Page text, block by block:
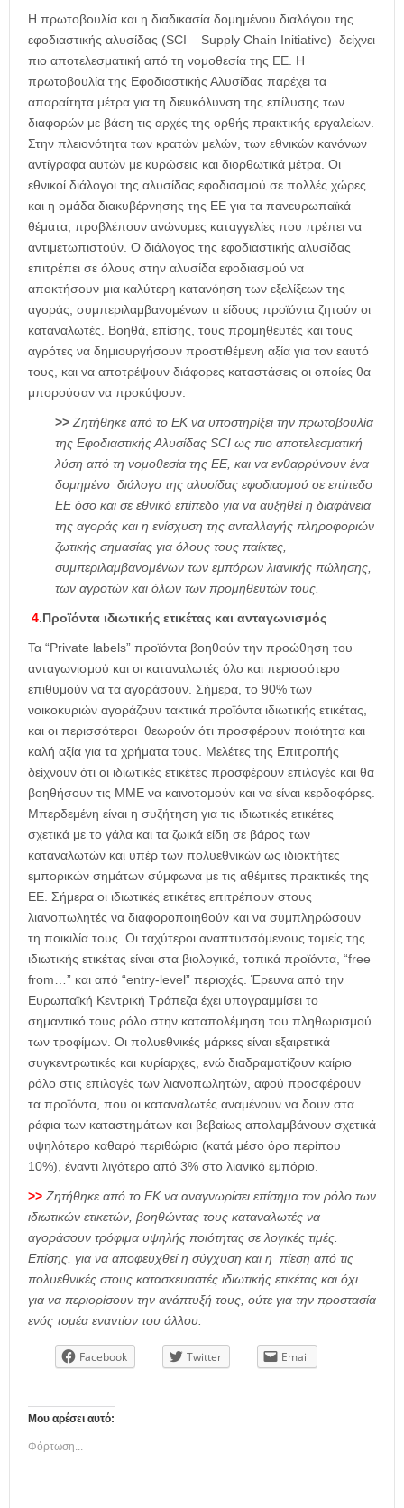
Η πρωτοβουλία και η διαδικασία δομημένου διαλόγου της
εφοδιαστικής αλυσίδας (SCI – Supply Chain Initiative) δείχνει
πιο αποτελεσματική από τη νομοθεσία της ΕΕ. Η
πρωτοβουλία της Εφοδιαστικής Αλυσίδας παρέχει τα
απαραίτητα μέτρα για τη διευκόλυνση της επίλυσης των
διαφορών με βάση τις αρχές της ορθής πρακτικής εργαλείων.
Στην πλειονότητα των κρατών μελών, των εθνικών κανόνων
αντίγραφα αυτών με κυρώσεις και διορθωτικά μέτρα. Οι
εθνικοί διάλογοι της αλυσίδας εφοδιασμού σε πολλές χώρες
και η ομάδα διακυβέρνησης της ΕΕ για τα πανευρωπαϊκά
θέματα, προβλέπουν ανώνυμες καταγγελίες που πρέπει να
αντιμετωπιστούν. Ο διάλογος της εφοδιαστικής αλυσίδας
επιτρέπει σε όλους στην αλυσίδα εφοδιασμού να
αποκτήσουν μια καλύτερη κατανόηση των εξελίξεων της
αγοράς, συμπεριλαμβανομένων τι είδους προϊόντα ζητούν οι
καταναλωτές. Βοηθά, επίσης, τους προμηθευτές και τους
αγρότες να δημιουργήσουν προστιθέμενη αξία για τον εαυτό
τους, και να αποτρέψουν διάφορες καταστάσεις οι οποίες θα
μπορούσαν να προκύψουν.
>> Ζητήθηκε από το ΕΚ να υποστηρίξει την πρωτοβουλία
της Εφοδιαστικής Αλυσίδας SCI ως πιο αποτελεσματική
λύση από τη νομοθεσία της ΕΕ, και να ενθαρρύνουν ένα
δομημένο διάλογο της αλυσίδας εφοδιασμού σε επίπεδο
ΕΕ όσο και σε εθνικό επίπεδο για να αυξηθεί η διαφάνεια
της αγοράς και η ενίσχυση της ανταλλαγής πληροφοριών
ζωτικής σημασίας για όλους τους παίκτες,
συμπεριλαμβανομένων των εμπόρων λιανικής πώλησης,
των αγροτών και όλων των προμηθευτών τους.
4.Προϊόντα ιδιωτικής ετικέτας και ανταγωνισμός
Τα “Private labels” προϊόντα βοηθούν την προώθηση του
ανταγωνισμού και οι καταναλωτές όλο και περισσότερο
επιθυμούν να τα αγοράσουν. Σήμερα, το 90% των
νοικοκυριών αγοράζουν τακτικά προϊόντα ιδιωτικής ετικέτας,
και οι περισσότεροι θεωρούν ότι προσφέρουν ποιότητα και
καλή αξία για τα χρήματα τους. Μελέτες της Επιτροπής
δείχνουν ότι οι ιδιωτικές ετικέτες προσφέρουν επιλογές και θα
βοηθήσουν τις ΜΜΕ να καινοτομούν και να είναι κερδοφόρες.
Μπερδεμένη είναι η συζήτηση για τις ιδιωτικές ετικέτες
σχετικά με το γάλα και τα ζωικά είδη σε βάρος των
καταναλωτών και υπέρ των πολυεθνικών ως ιδιοκτήτες
εμπορικών σημάτων σύμφωνα με τις αθέμιτες πρακτικές της
ΕΕ. Σήμερα οι ιδιωτικές ετικέτες επιτρέπουν στους
λιανοπωλητές να διαφοροποιηθούν και να συμπληρώσουν
τη ποικιλία τους. Οι ταχύτεροι αναπτυσσόμενους τομείς της
ιδιωτικής ετικέτας είναι στα βιολογικά, τοπικά προϊόντα, “free
from…” και από “entry-level” περιοχές. Έρευνα από την
Ευρωπαϊκή Κεντρική Τράπεζα έχει υπογραμμίσει το
σημαντικό τους ρόλο στην καταπολέμηση του πληθωρισμού
των τροφίμων. Οι πολυεθνικές μάρκες είναι εξαιρετικά
συγκεντρωτικές και κυρίαρχες, ενώ διαδραματίζουν καίριο
ρόλο στις επιλογές των λιανοπωλητών, αφού προσφέρουν
τα προϊόντα, που οι καταναλωτές αναμένουν να δουν στα
ράφια των καταστημάτων και βεβαίως απολαμβάνουν σχετικά
υψηλότερο καθαρό περιθώριο (κατά μέσο όρο περίπου
10%), έναντι λιγότερο από 3% στο λιανικό εμπόριο.
>> Ζητήθηκε από το ΕΚ να αναγνωρίσει επίσημα τον ρόλο των
ιδιωτικών ετικετών, βοηθώντας τους καταναλωτές να
αγοράσουν τρόφιμα υψηλής ποιότητας σε λογικές τιμές.
Επίσης, για να αποφευχθεί η σύγχυση και η πίεση από τις
πολυεθνικές στους κατασκευαστές ιδιωτικής ετικέτας και όχι
για να περιορίσουν την ανάπτυξή τους, ούτε για την προστασία
ενός τομέα εναντίον του άλλου.
Facebook Twitter Email
Μου αρέσει αυτό:
Φόρτωση...